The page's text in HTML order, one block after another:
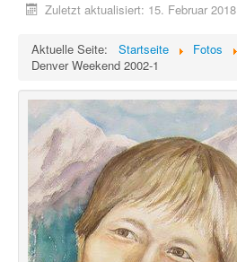
Zuletzt aktualisiert: 15. Februar 2018
Aktuelle Seite: Startseite Fotos
Denver Weekend 2002-1